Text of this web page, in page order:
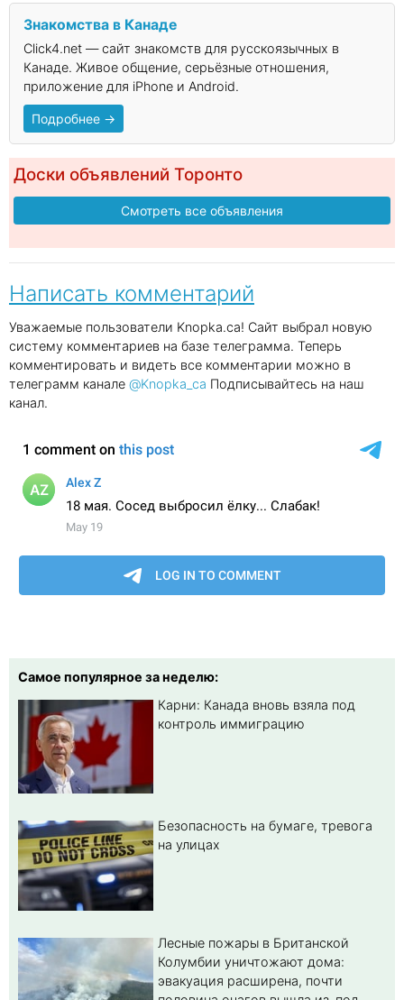
Знакомства в Канаде
Click4.net — сайт знакомств для русскоязычных в
Канаде. Живое общение, серьёзные отношения,
приложение для iPhone и Android.
Подробнее →
Доски объявлений Торонто
Смотреть все объявления
Написать комментарий
Уважаемые пользователи Knopka.ca! Сайт выбрал новую
систему комментариев на базе телеграмма. Теперь
комментировать и видеть все комментарии можно в
телеграмм канале @Knopka_ca Подписывайтесь на наш
канал.
Самое популярное за неделю:
Карни: Канада вновь взяла под
контроль иммиграцию
Безопасность на бумаге, тревога
на улицах
Лесные пожары в Британской
Колумбии уничтожают дома:
эвакуация расширена, почти